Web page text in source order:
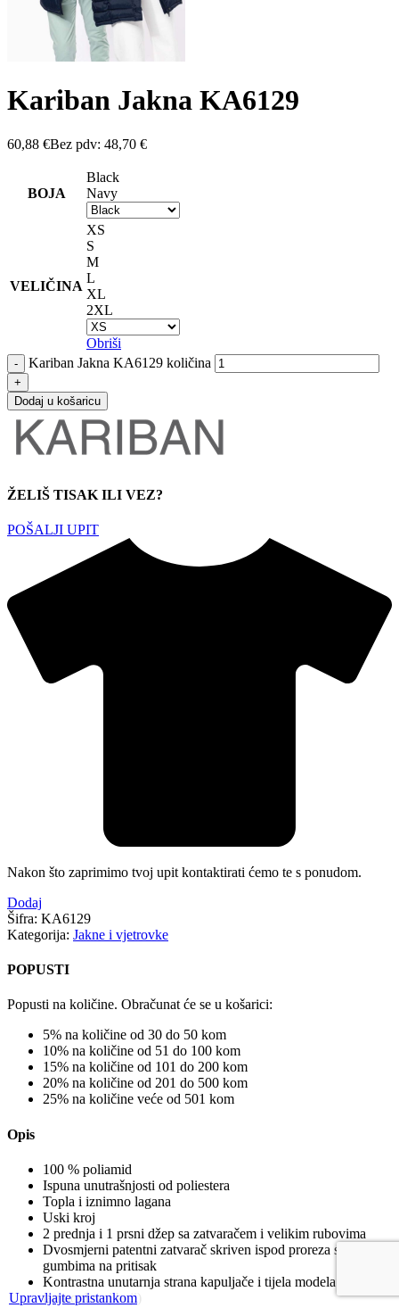
Kariban Jakna KA6129
60,88 €Bez pdv: 48,70 €
BOJA
Black
Navy
VELIČINA
XS
S
M
L
XL
2XL
Obriši
Kariban Jakna KA6129 količina
Dodaj u košaricu
ŽELIŠ TISAK ILI VEZ?
POŠALJI UPIT
Nakon što zaprimimo tvoj upit kontaktirati ćemo te s ponudom.
Dodaj
Šifra: KA6129
Kategorija: Jakne i vjetrovke
POPUSTI
Popusti na količine. Obračunat će se u košarici:
5% na količine od 30 do 50 kom
10% na količine od 51 do 100 kom
15% na količine od 101 do 200 kom
20% na količine od 201 do 500 kom
25% na količine veće od 501 kom
Opis
100 % poliamid
Ispuna unutrašnjosti od poliestera
Topla i iznimno lagana
Uski kroj
2 prednja i 1 prsni džep sa zatvaračem i velikim rubovima
Dvosmjerni patentni zatvarač skriven ispod proreza s
gumbima na pritisak
Kontrastna unutarnja strana kapuljače i tijela modela (osim u
tamnoplavoj boji)
Upravljajte pristankom